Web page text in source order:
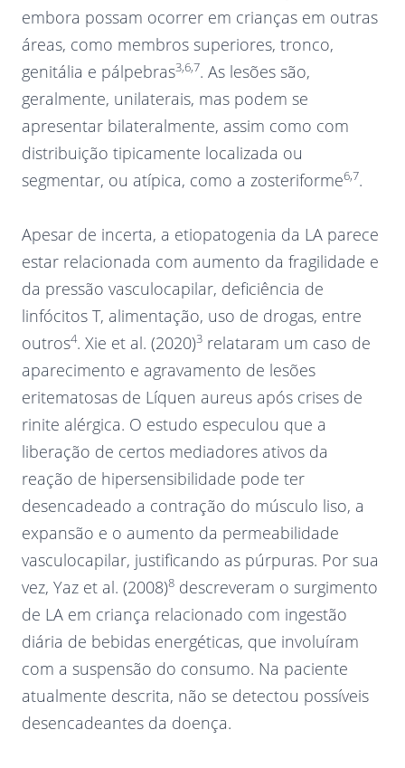
embora possam ocorrer em crianças em outras
áreas, como membros superiores, tronco,
genitália e pálpebras3,6,7. As lesões são,
geralmente, unilaterais, mas podem se
apresentar bilateralmente, assim como com
distribuição tipicamente localizada ou
segmentar, ou atípica, como a zosteriforme6,7.
Apesar de incerta, a etiopatogenia da LA parece
estar relacionada com aumento da fragilidade e
da pressão vasculocapilar, deficiência de
linfócitos T, alimentação, uso de drogas, entre
outros4. Xie et al. (2020)3 relataram um caso de
aparecimento e agravamento de lesões
eritematosas de Líquen aureus após crises de
rinite alérgica. O estudo especulou que a
liberação de certos mediadores ativos da
reação de hipersensibilidade pode ter
desencadeado a contração do músculo liso, a
expansão e o aumento da permeabilidade
vasculocapilar, justificando as púrpuras. Por sua
vez, Yaz et al. (2008)8 descreveram o surgimento
de LA em criança relacionado com ingestão
diária de bebidas energéticas, que involuíram
com a suspensão do consumo. Na paciente
atualmente descrita, não se detectou possíveis
desencadeantes da doença.